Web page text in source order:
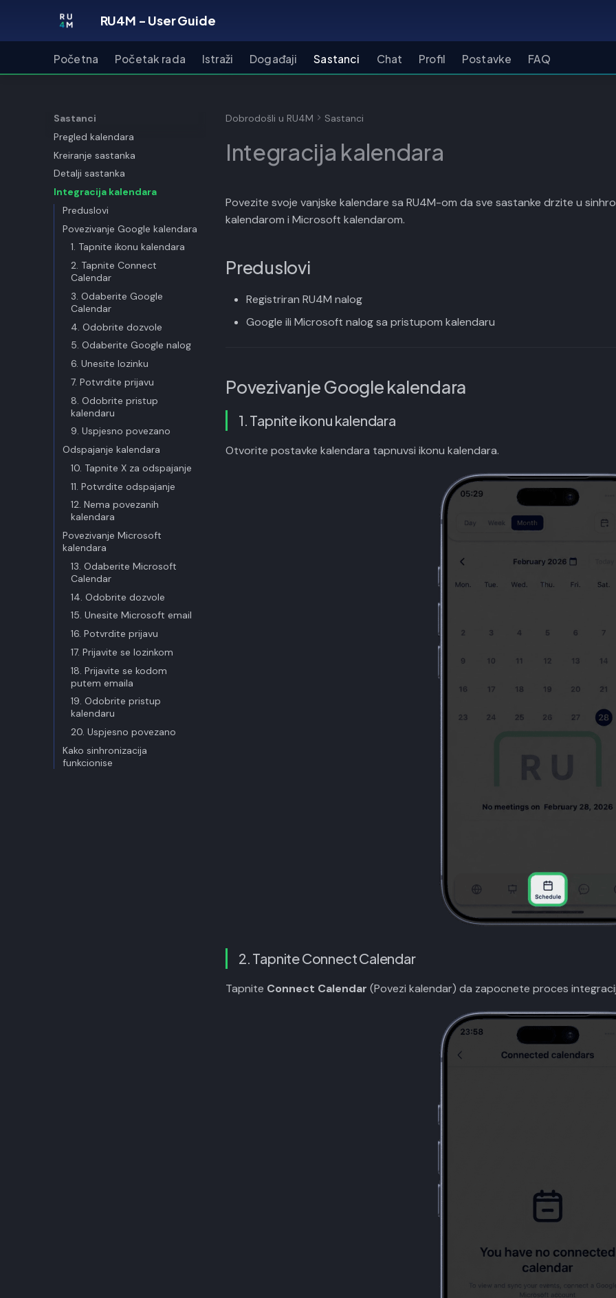
RU4M - User Guide
Početna Početak rada Istraži Događaji Sastanci Chat Profil Postavke FAQ
Sastanci
Pregled kalendara
Kreiranje sastanka
Detalji sastanka
Integracija kalendara
Preduslovi
Povezivanje Google kalendara
1. Tapnite ikonu kalendara
2. Tapnite Connect
Calendar
3. Odaberite Google
Calendar
4. Odobrite dozvole
5. Odaberite Google nalog
6. Unesite lozinku
7. Potvrdite prijavu
8. Odobrite pristup
kalendaru
9. Uspjesno povezano
Odspajanje kalendara
10. Tapnite X za odspajanje
11. Potvrdite odspajanje
12. Nema povezanih
kalendara
Povezivanje Microsoft
kalendara
13. Odaberite Microsoft
Calendar
14. Odobrite dozvole
15. Unesite Microsoft email
16. Potvrdite prijavu
17. Prijavite se lozinkom
18. Prijavite se kodom
putem emaila
19. Odobrite pristup
kalendaru
20. Uspjesno povezano
Kako sinhronizacija
funkcionise
Dobrodošli u RU4M Sastanci
Integracija kalendara
Povezite svoje vanjske kalendare sa RU4M-om da sve sastanke drzite u
kalendarom i Microsoft kalendarom.
Preduslovi
Registriran RU4M nalog
Google ili Microsoft nalog sa pristupom kalendaru
Povezivanje Google kalendara
1. Tapnite ikonu kalendara
Otvorite postavke kalendara tapnuvsi ikonu kalendara.
2. Tapnite Connect Calendar
Tapnite Connect Calendar (Povezi kalendar) da zapocnete proces